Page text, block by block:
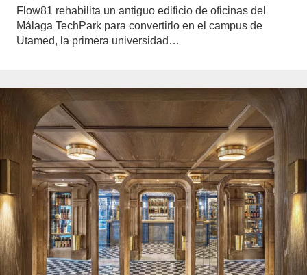
Flow81 rehabilita un antiguo edificio de oficinas del
Málaga TechPark para convertirlo en el campus de
Utamed, la primera universidad…